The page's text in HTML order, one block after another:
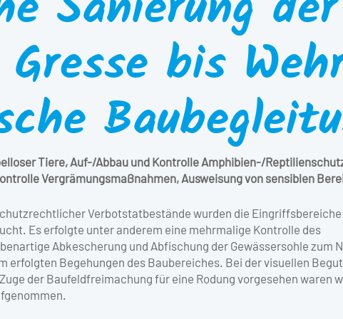
bis
Tiere, Auf-/Abbau und Kontrolle Amphibien-/
Vergrämungsmaßnahmen, Ausweisung von sensiblen
Verbotstatbestände wurden die Eingriffsbereiche
Es erfolgte unter anderem eine mehrmalige Kontrolle des
Abkescherung und Abfischung der Gewässersohle zum
erfolgten Begehungen des Baubereiches. Bei der visuellen
der Baufeldfreimachung für eine Rodung vorgesehen waren